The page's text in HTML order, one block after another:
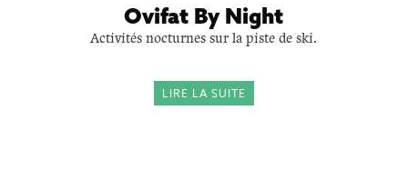
Ovifat By Night
Activités nocturnes sur la piste de ski.
LIRE LA SUITE